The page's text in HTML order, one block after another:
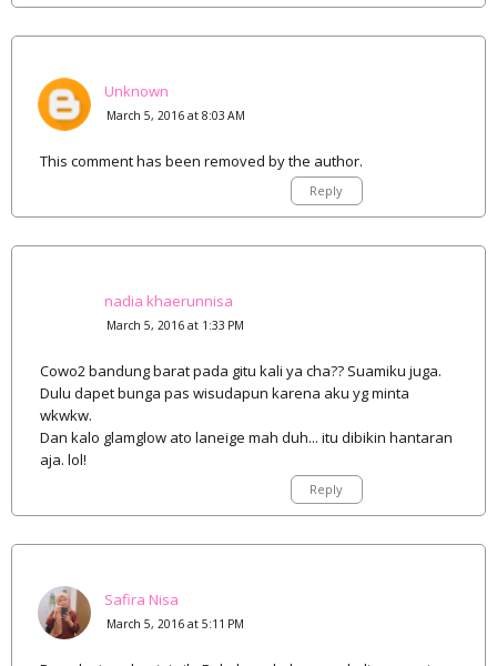
Unknown
March 5, 2016 at 8:03 AM
This comment has been removed by the author.
Reply
nadia khaerunnisa
March 5, 2016 at 1:33 PM
Cowo2 bandung barat pada gitu kali ya cha?? Suamiku juga.
Dulu dapet bunga pas wisudapun karena aku yg minta
wkwkw.
Dan kalo glamglow ato laneige mah duh... itu dibikin hantaran
aja. lol!
Reply
Safira Nisa
March 5, 2016 at 5:11 PM